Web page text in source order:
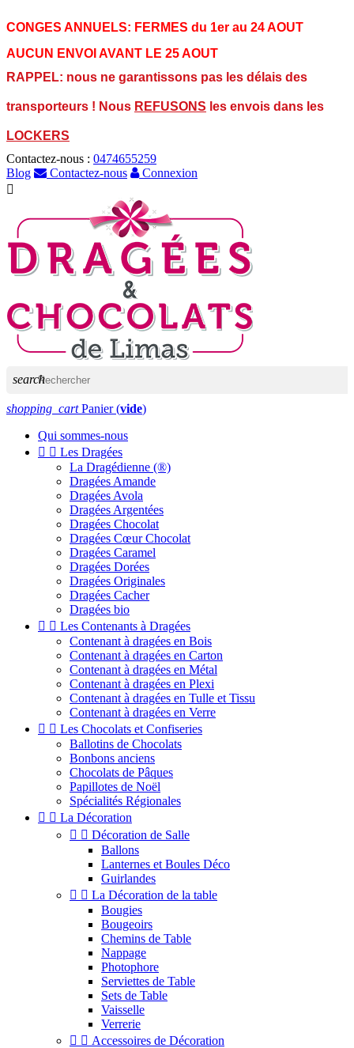
CONGES ANNUELS: FERMES du 1er au 24 AOUT
AUCUN ENVOI AVANT LE 25 AOUT
RAPPEL: nous ne garantissons pas les délais des
transporteurs ! Nous REFUSONS les envois dans les
LOCKERS
Contactez-nous : 0474655259
Blog
Contactez-nous
Connexion

search
shopping_cart Panier (vide)
Qui sommes-nous
  Les Dragées
La Dragédienne (®)
Dragées Amande
Dragées Avola
Dragées Argentées
Dragées Chocolat
Dragées Cœur Chocolat
Dragées Caramel
Dragées Dorées
Dragées Originales
Dragées Cacher
Dragées bio
  Les Contenants à Dragées
Contenant à dragées en Bois
Contenant à dragées en Carton
Contenant à dragées en Métal
Contenant à dragées en Plexi
Contenant à dragées en Tulle et Tissu
Contenant à dragées en Verre
  Les Chocolats et Confiseries
Ballotins de Chocolats
Bonbons anciens
Chocolats de Pâques
Papillotes de Noël
Spécialités Régionales
  La Décoration
  Décoration de Salle
Ballons
Lanternes et Boules Déco
Guirlandes
  La Décoration de la table
Bougies
Bougeoirs
Chemins de Table
Nappage
Photophore
Serviettes de Table
Sets de Table
Vaisselle
Verrerie
  Accessoires de Décoration